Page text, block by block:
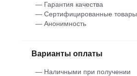
— Гарантия качества
— Сертифицированные товары
— Анонимность
Варианты оплаты
— Наличными при получении